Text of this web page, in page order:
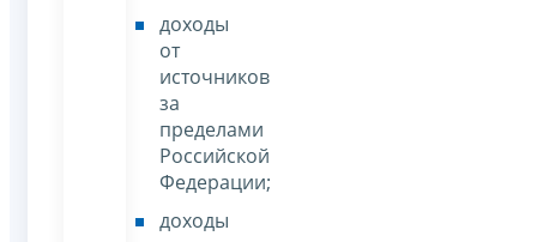
доходы
от
источников
за
пределами
Российской
Федерации;
доходы